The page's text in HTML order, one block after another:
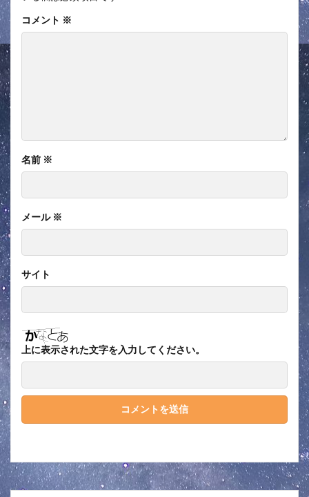
コメント ※
名前 ※
メール ※
サイト
上に表示された文字を入力してください。